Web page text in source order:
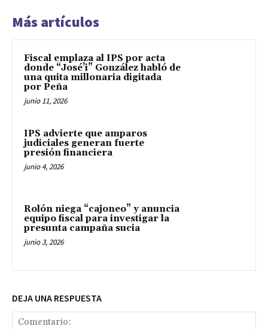
Más artículos
Fiscal emplaza al IPS por acta
donde “José’i” González habló de
una quita millonaria digitada
por Peña
junio 11, 2026
IPS advierte que amparos
judiciales generan fuerte
presión financiera
junio 4, 2026
Rolón niega “cajoneo” y anuncia
equipo fiscal para investigar la
presunta campaña sucia
junio 3, 2026
DEJA UNA RESPUESTA